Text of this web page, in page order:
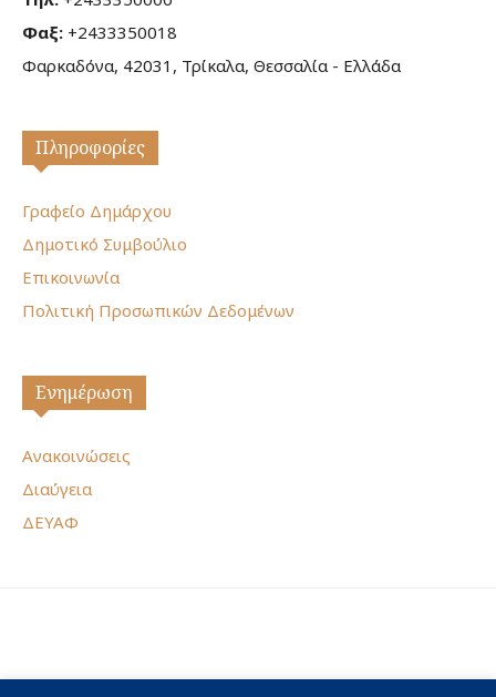
Φαξ: +2433350018
Φαρκαδόνα, 42031, Τρίκαλα, Θεσσαλία - Ελλάδα
Πληροφορίες
Γραφείο Δημάρχου
Δημοτικό Συμβούλιο
Επικοινωνία
Πολιτική Προσωπικών Δεδομένων
Ενημέρωση
Ανακοινώσεις
Διαύγεια
ΔΕΥΑΦ